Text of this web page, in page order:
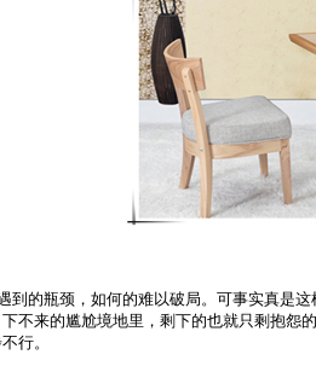
的瓶颈，如何的难以破局。可事实真是
不来的尴尬境地里，剩下的也就只剩抱
行。